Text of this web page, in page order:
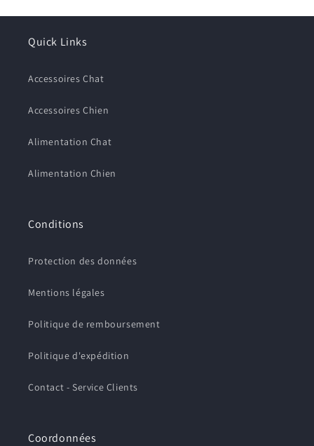
Quick Links
Accessoires Chat
Accessoires Chien
Alimentation Chat
Alimentation Chien
Conditions
Protection des données
Mentions légales
Politique de remboursement
Politique d'expédition
Contact - Service Clients
Coordonnées